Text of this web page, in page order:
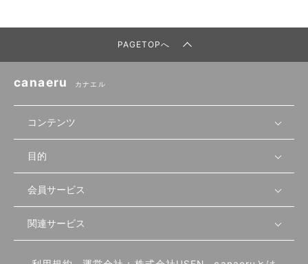
PAGETOPへ
canaeru カナエル
コンテンツ
無料開業相談
セミナー情報
セミナー動画
物件を探す
首都圏
先輩開業者の声
目的
店舗運営
物件
会員サービス
会員登録
関連サービス
飲食店サクセスガイド（外部サイト）